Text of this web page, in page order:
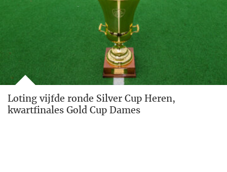
Loting vijfde ronde Silver Cup Heren,
kwartfinales Gold Cup Dames